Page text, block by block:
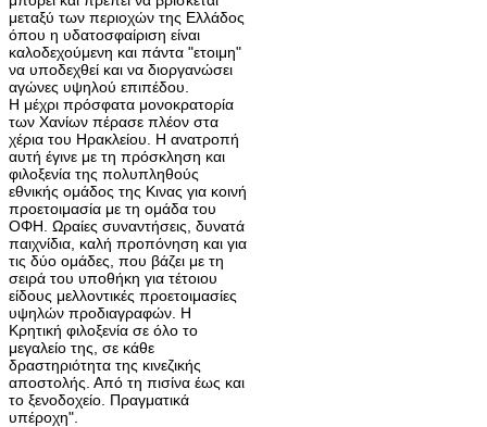
μεταξύ των περιοχών της Ελλάδος
όπου η υδατοσφαίριση είναι
καλοδεχούμενη και πάντα "ετοιμη"
να υποδεχθεί και να διοργανώσει
αγώνες υψηλού επιπέδου.
Η μέχρι πρόσφατα μονοκρατορία
των Χανίων πέρασε πλέον στα
χέρια του Ηρακλείου. Η ανατροπή
αυτή έγινε με τη πρόσκληση και
φιλοξενία της πολυπληθούς
εθνικής ομάδος της Κινας για κοινή
προετοιμασία με τη ομάδα του
ΟΦΗ. Ωραίες συναντήσεις, δυνατά
παιχνίδια, καλή προπόνηση και για
τις δύο ομάδες, που βάζει με τη
σειρά του υποθήκη για τέτοιου
είδους μελλοντικές προετοιμασίες
υψηλών προδιαγραφών. Η
Κρητική φιλοξενία σε όλο το
μεγαλείο της, σε κάθε
δραστηριότητα της κινεζικής
αποστολής. Από τη πισίνα έως και
το ξενοδοχείο. Πραγματικά
υπέροχη".